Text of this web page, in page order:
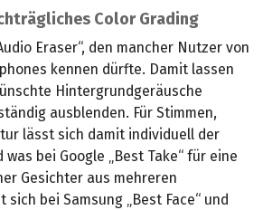
Color Grading
Eraser“, den mancher Nutzer von
kennen dürfte. Damit lassen
Hintergrundgeräusche
ausblenden. Für Stimmen,
lässt sich damit individuell der
was bei Google „Best Take“ für eine
Gesichter aus mehreren
bei Samsung „Best Face“ und